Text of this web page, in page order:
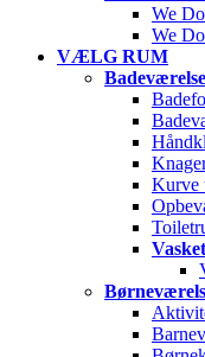
We
We
VÆLG RUM
Kurve